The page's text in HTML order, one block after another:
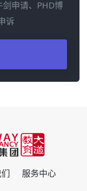
申请、PHD博
诉
服务中心